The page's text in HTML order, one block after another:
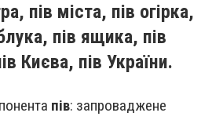
пів міста, пів огірка,
пів ящика, пів
Києва, пів України.
пів: запроваджене